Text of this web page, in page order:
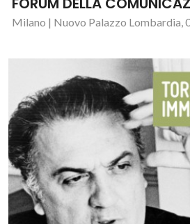
Milano | Nuovo Palazzo Lombardia,